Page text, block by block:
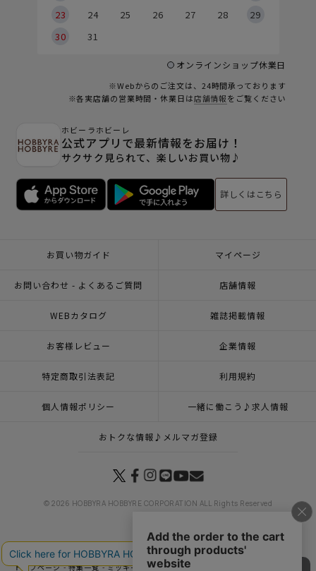
23
24 25 26 27 28
29
30
31
オンラインショップ休業日
※Webからのご注文は、24時間承っております
※各実店舗の営業時間・休業日は店舗情報をご覧ください
ホビーラホビーレ
公式アプリで最新情報をお届け！
サクサク見られて、楽しいお買い物♪
詳しくはこちら
お買い物ガイド マイページ
お問い合わせ - よくあるご質問 店舗情報
WEBカタログ 雑誌掲載情報
お客様レビュー 企業情報
特定商取引法表記 利用規約
個人情報ポリシー 一緒に働こう♪求人情報
おトクな情報♪メルマガ登録
© 2026 HOBBYRA HOBBYRE CORPORATION ALL Rights Reserved
トップページ 特集一覧 ミッキー＆フレンズ 刺し子 Line up Mickeyセット